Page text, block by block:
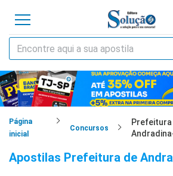
Página
inicial
Concursos
Prefeitura
Apostilas Prefeitura de